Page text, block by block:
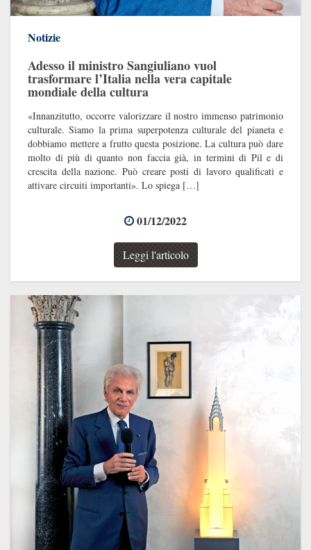
Notizie
Adesso il ministro Sangiuliano vuol
trasformare l’Italia nella vera capitale
mondiale della cultura
«Innanzitutto, occorre valorizzare il nostro immenso patrimonio
culturale. Siamo la prima superpotenza culturale del pianeta e
dobbiamo mettere a frutto questa posizione. La cultura può dare
molto di più di quanto non faccia già, in termini di Pil e di
crescita della nazione. Può creare posti di lavoro qualificati e
attivare circuiti importanti». Lo spiega […]
01/12/2022
Leggi l'articolo